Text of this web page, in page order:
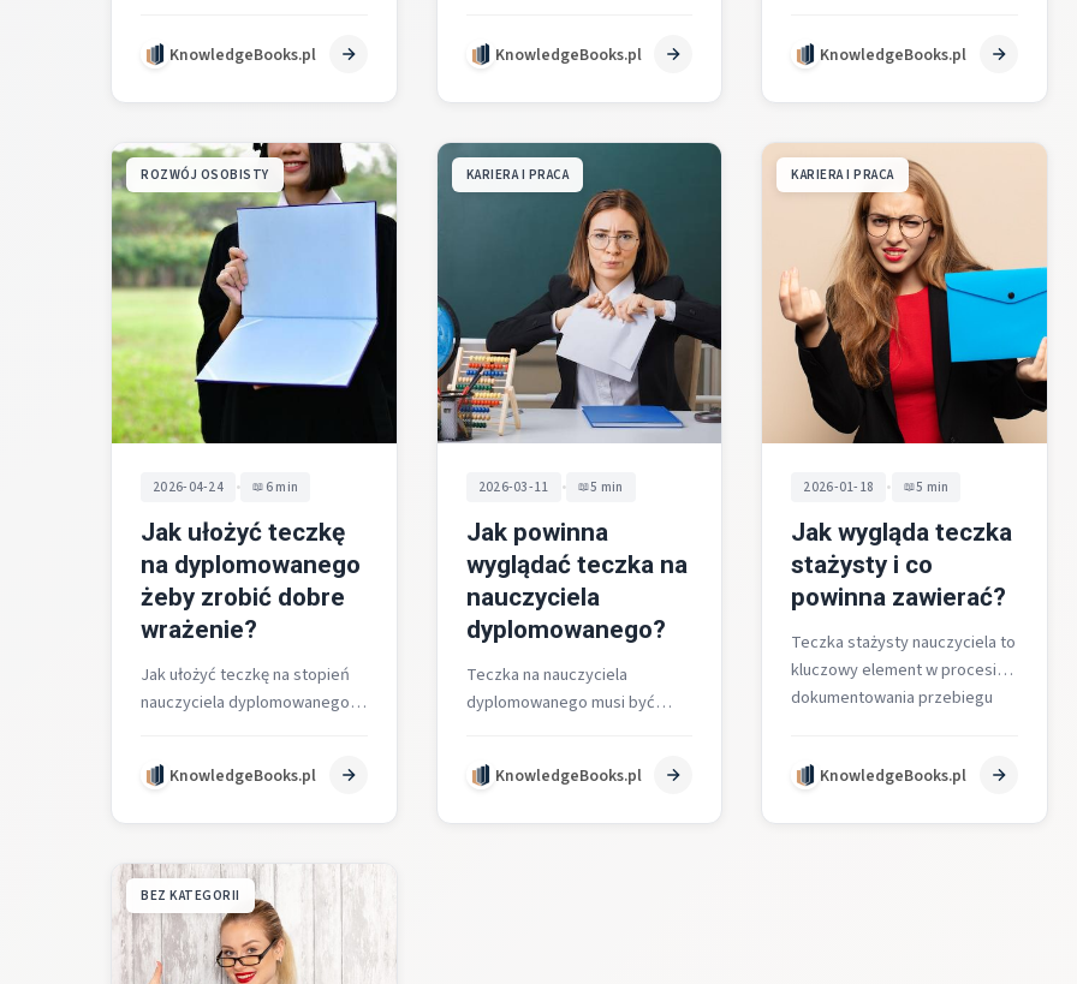
kopie dyplomów i kwalifikacji,
kopię aktu nadania stopnia
KnowledgeBooks.pl
wymagań do dalszego awansu.
KnowledgeBooks.pl
dokumentów
KnowledgeBooks.pl
ROZWÓJ OSOBISTY
2026-04-24 • 6 min
Jak ułożyć teczkę
na dyplomowanego
żeby zrobić dobre
wrażenie?
Jak ułożyć teczkę na stopień
nauczyciela dyplomowanego,
dobre wrażenie? Wybierz białą
papierową teczkę z gumką…
KnowledgeBooks.pl
KARIERA I PRACA
2026-03-11 • 5 min
Jak powinna
wyglądać teczka na
nauczyciela
dyplomowanego?
Teczka na nauczyciela
dyplomowanego musi być
złożona w białej wiązanej
teczce z miękką…
KnowledgeBooks.pl
KARIERA I PRACA
2026-01-18 • 5 min
Jak wygląda teczka
stażysty i co
powinna zawierać?
Teczka stażysty nauczyciela to
kluczowy element w procesie
dokumentowania przebiegu
systemie oświaty. Jej…
KnowledgeBooks.pl
BEZ KATEGORII